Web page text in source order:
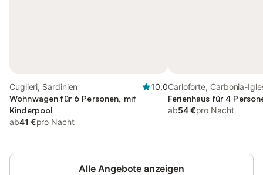
Cuglieri, Sardinien
10,0
Wohnwagen für 6 Personen, mit
Kinderpool
ab41 €pro Nacht
Carloforte, Carbonia-
Provinz
Ferienhaus für 4
ab54 €pro Nacht
Alle Angebote anzeigen